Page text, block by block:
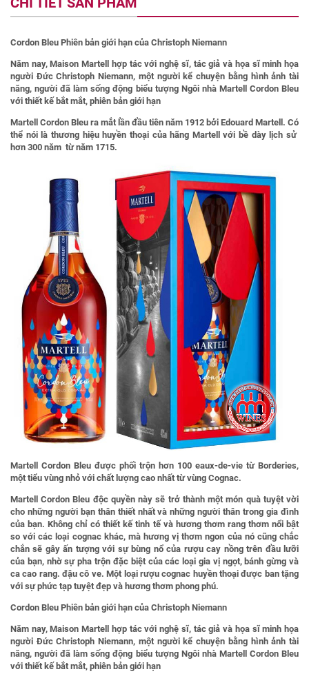
Cordon Bleu Phiên bản giới hạn của Christoph Niemann
Năm nay, Maison Martell hợp tác với nghệ sĩ, tác giả và họa sĩ minh họa
người Đức Christoph Niemann, một người kể chuyện bằng hình ảnh tài
năng, người đã làm sống động biểu tượng Ngôi nhà Martell Cordon Bleu
với thiết kế bắt mắt, phiên bản giới hạn
Martell Cordon Bleu ra mắt lần đầu tiên năm 1912 bởi Edouard Martell . Có
thể nói là thương hiệu huyền thoại của hãng Martell với bề dày lịch sử
hơn 300 năm từ năm 1715.
Martell Cordon Bleu được phối trộn hơn 100 eaux-de-vie từ Borderies,
một tiểu vùng nhỏ với chất lượng cao nhất từ vùng Cognac.
Martell Cordon Bleu độc quyền này sẽ trở thành một món quà tuyệt vời
cho những người bạn thân thiết nhất và những người thân trong gia đình
của bạn. Không chỉ có thiết kế tinh tế và hương thơm rang thơm nổi bật
so với các loại cognac khác, mà hương vị thơm ngon của nó cũng chắc
chắn sẽ gây ấn tượng với sự bùng nổ của rượu cay nồng trên đầu lưỡi
của bạn, nhờ sự pha trộn đặc biệt của các loại gia vị ngọt, bánh gừng và
ca cao rang. đậu cô ve. Một loại rượu cognac huyền thoại được ban tặng
với sự phức tạp tuyệt đẹp và hương thơm phong phú.
Cordon Bleu Phiên bản giới hạn của Christoph Niemann
Năm nay, Maison Martell hợp tác với nghệ sĩ, tác giả và họa sĩ minh họa
người Đức Christoph Niemann, một người kể chuyện bằng hình ảnh tài
năng, người đã làm sống động biểu tượng Ngôi nhà Martell Cordon Bleu
với thiết kế bắt mắt, phiên bản giới hạn